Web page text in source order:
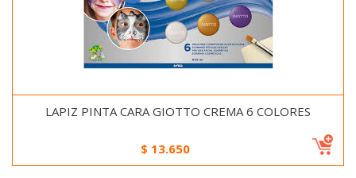
LAPIZ PINTA CARA GIOTTO CREMA 6 COLORES
$ 13.650